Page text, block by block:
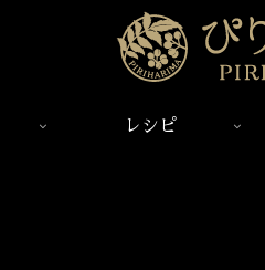
レシピ